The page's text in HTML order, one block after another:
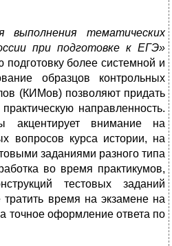
выполнения тематических
при подготовке к ЕГЭ»
подготовку более системной и
образцов контрольных
(КИМов) позволяют придать
направленность.
акцентирует внимание на
вопросов курса истории, на
заданиями разного типа
во время практикумов,
тестовых заданий
тратить время на экзамене на
точное оформление ответа по